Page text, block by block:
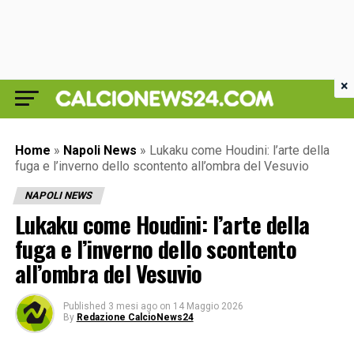
Home » Napoli News » Lukaku come Houdini: l’arte della
fuga e l’inverno dello scontento all’ombra del Vesuvio
NAPOLI NEWS
Lukaku come Houdini: l’arte della
fuga e l’inverno dello scontento
all’ombra del Vesuvio
Published 3 mesi ago on 14 Maggio 2026
By Redazione CalcioNews24
×